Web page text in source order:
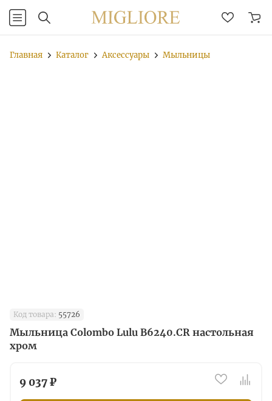
Главная Каталог Аксессуары Мыльницы
Код товара: 55726
Мыльница Colombo Lulu B6240.CR настольная
хром
9 037 ₽